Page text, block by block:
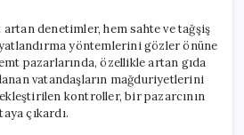
Olundu:
Ucuza
Aldım
Derken
Şok
Oldu
denetimler, hem sahte ve tağşiş
yöntemlerini gözler önüne
pazarlarında, özellikle artan gıda
vatandaşların mağduriyetlerini
kontroller, bir pazarcının
çıkardı.